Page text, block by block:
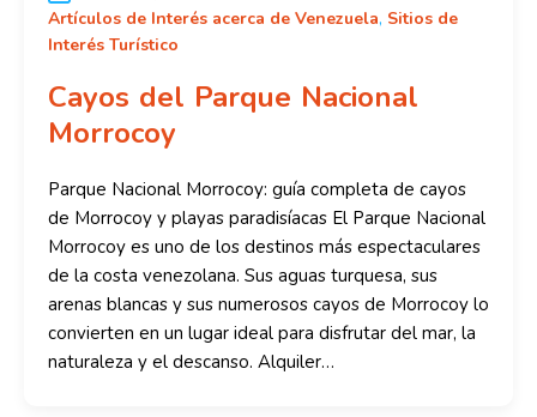
Artículos de Interés acerca de Venezuela, Sitios de
Interés Turístico
Cayos del Parque Nacional
Morrocoy
Parque Nacional Morrocoy: guía completa de cayos
de Morrocoy y playas paradisíacas El Parque Nacional
Morrocoy es uno de los destinos más espectaculares
de la costa venezolana. Sus aguas turquesa, sus
arenas blancas y sus numerosos cayos de Morrocoy lo
convierten en un lugar ideal para disfrutar del mar, la
naturaleza y el descanso. Alquiler…